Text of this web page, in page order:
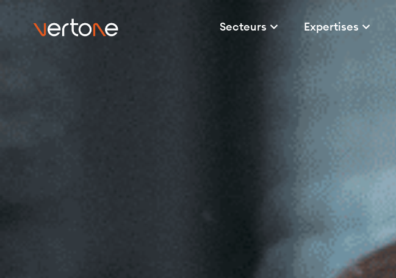
Secteurs Expertises